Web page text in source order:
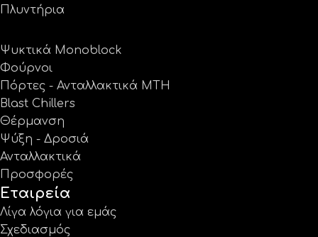
Πλυντήρια
Ψυκτικά Monoblock
Φούρνοι
Πόρτες - Ανταλλακτικά MTH
Blast Chillers
Θέρμανση
Ψύξη - Δροσιά
Ανταλλακτικά
Προσφορές
Εταιρεία
Λίγα λόγια για εμάς
Σχεδιασμός